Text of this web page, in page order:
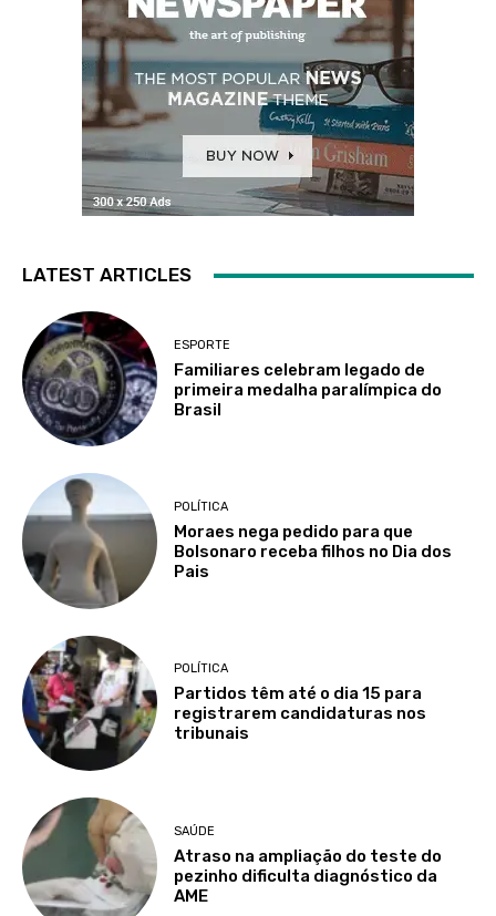
LATEST ARTICLES
ESPORTE
Familiares celebram legado de
primeira medalha paralímpica do
Brasil
POLÍTICA
Moraes nega pedido para que
Bolsonaro receba filhos no Dia dos
Pais
POLÍTICA
Partidos têm até o dia 15 para
registrarem candidaturas nos
tribunais
SAÚDE
Atraso na ampliação do teste do
pezinho dificulta diagnóstico da
AME